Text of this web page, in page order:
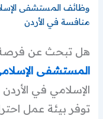
منافسة في الأردن
هل تبحث عن
المستشفى
الإسلامي في
توفر بيئة عمل